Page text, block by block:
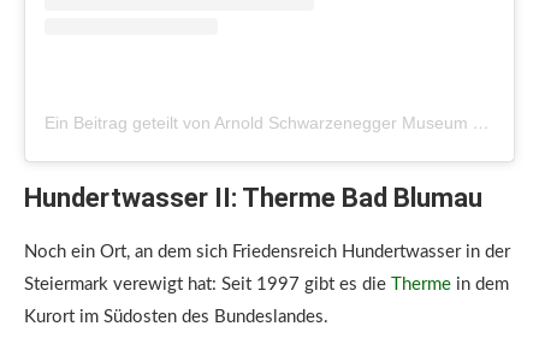
Ein Beitrag geteilt von Arnold Schwarzenegger Museum (@arnoldschwarzeneggermuseum)
Hundertwasser II: Therme Bad Blumau
Noch ein Ort, an dem sich Friedensreich Hundertwasser in der
Steiermark verewigt hat: Seit 1997 gibt es die
Therme in dem
Kurort im Südosten des Bundeslandes.